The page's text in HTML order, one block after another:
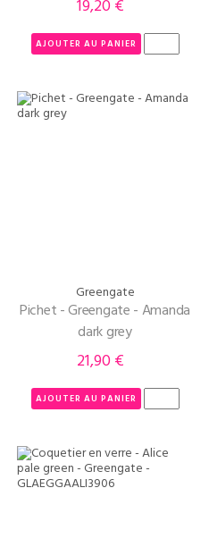
Prix
19,20 €
AJOUTER AU PANIER
Greengate
Pichet - Greengate - Amanda
dark grey
Prix
21,90 €
AJOUTER AU PANIER